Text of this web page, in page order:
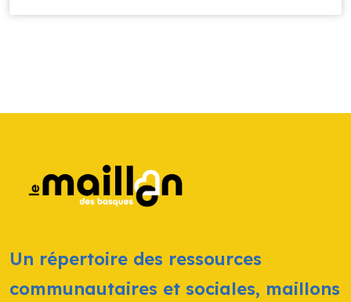
Un répertoire des ressources
communautaires et sociales, maillons